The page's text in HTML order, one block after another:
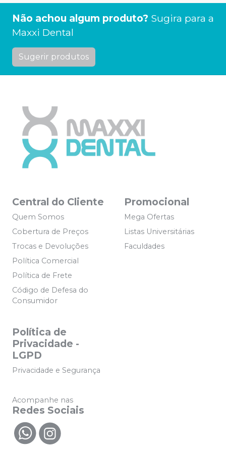
Não achou algum produto? Sugira para a
Maxxi Dental
Sugerir produtos
Central do Cliente
Quem Somos
Cobertura de Preços
Trocas e Devoluções
Política Comercial
Política de Frete
Código de Defesa do
Consumidor
Promocional
Mega Ofertas
Listas Universitárias
Faculdades
Política de
Privacidade -
LGPD
Privacidade e Segurança
Acompanhe nas
Redes Sociais